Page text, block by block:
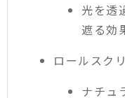
光を透
遮る効
ロールスク
ナチュ